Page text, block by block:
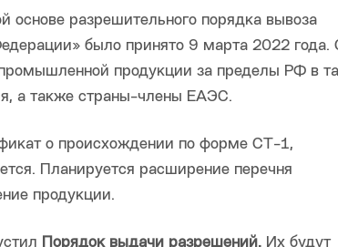
разрешительного порядка вывоза
было принято 9 марта 2022 года.
продукции за пределы РФ в
а также страны-члены ЕАЭС.
о происхождении по форме СТ-1,
Планируется расширение перечня
продукции.
Порядок выдачи разрешений. Их будут